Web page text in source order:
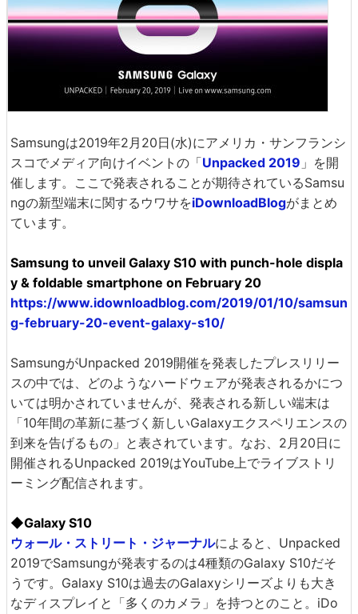
Samsungは2019年2月20日(水)にアメリカ・サンフランシ
スコでメディア向けイベントの「Unpacked 2019 」を開
催します。ここで発表されることが期待されているSamsu
ngの新型端末に関するウワサをiDownloadBlogがまとめ
ています。
Samsung to unveil Galaxy S10 with punch-hole displa
y & foldable smartphone on February 20
https://www.idownloadblog.com/2019/01/10/samsun
g-february-20-event-galaxy-s10/
SamsungがUnpacked 2019開催を発表したプレスリリー
スの中では、どのようなハードウェアが発表されるかにつ
いては明かされていませんが、発表される新しい端末は
「10年間の革新に基づく新しいGalaxyエクスペリエンスの
到来を告げるもの」と表されています。なお、2月20日に
開催されるUnpacked 2019はYouTube上でライブストリ
ーミング配信されます。
◆Galaxy S10
ウォール・ストリート・ジャーナルによると、Unpacked
2019でSamsungが発表するのは4種類のGalaxy S10だそ
うです。Galaxy S10は過去のGalaxyシリーズよりも大き
なディスプレイと「多くのカメラ」を持つとのこと。iDo